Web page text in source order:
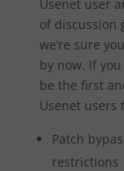
Usenet user
of discussion
we’re sure
by now. If
be the first
Usenet users
Patch
restrictions